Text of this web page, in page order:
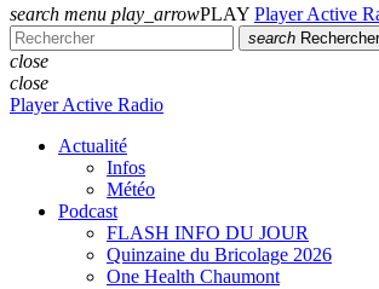
search menu play_arrowPLAY Player Active
search Rechercher
close
close
Player Active Radio
Actualité
Infos
Météo
Podcast
FLASH INFO DU JOUR
Quinzaine du Bricolage 2026
One Health Chaumont